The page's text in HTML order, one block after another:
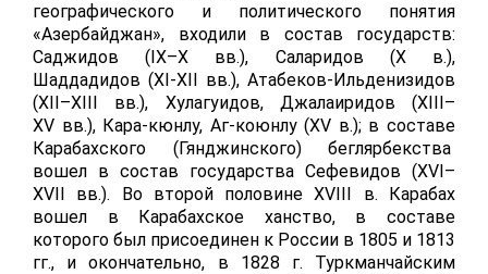
географического и политического понятия
«Азербайджан», входили в состав государств:
Саджидов (IX–X вв.), Саларидов (Xв.),
Шаддадидов (XI-XII вв.), Атабеков-Ильденизидов
(XII–XIII вв.), Хулагуидов, Джалаиридов (XIII–
XV вв.), Кара-кюнлу, Аг-коюнлу (XV в.); в составе
Карабахского (Гянджинского) беглярбекства
вошел в состав государства Сефевидов (XVI–
XVII вв.). Во второй половинеXVIII в. Карабах
вошел в Карабахское ханство, в составе
которого был присоединен к России в 1805 и 1813
гг., и окончательно, в 1828 г. Туркманчайским